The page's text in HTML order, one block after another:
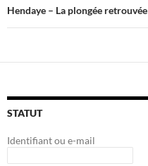
Hendaye – La plongée retrouvée
STATUT
Identifiant ou e-mail